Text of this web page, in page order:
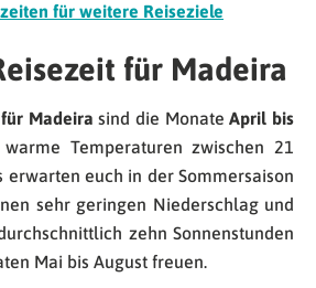
für weitere Reiseziele
für Madeira
Madeira sind die MonateApril bis
Temperaturen zwischen 21
erwarten euch in der Sommersaison
sehr geringen Niederschlag und
zehn Sonnenstunden
Mai bis August freuen.